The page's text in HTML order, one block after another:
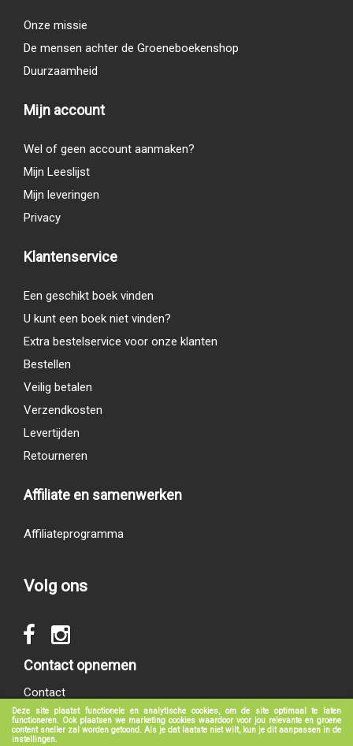
Deze site plaatst functionele en analytische cookies, om de site optimaal te laten
functioneren. Ook plaatsen we marketing cookies waardoor voor jou relevante en groene
content sneller zal worden getoond. Als je dat laatste niet wilt, kun je dit aanpassen in de
instellingen.
Onze missie
De mensen achter de Groeneboekenshop
Duurzaamheid
Mijn account
Wel of geen account aanmaken?
Mijn Leeslijst
Mijn leveringen
Privacy
Klantenservice
Een geschikt boek vinden
U kunt een boek niet vinden?
Extra bestelservice voor onze klanten
Bestellen
Veilig betalen
Verzendkosten
Levertijden
Retourneren
Affiliate en samenwerken
Affiliateprogramma
Volg ons
Contact opnemen
Contact